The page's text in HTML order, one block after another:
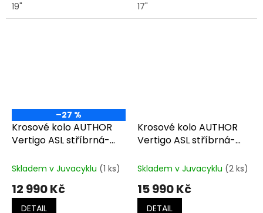
19" 17"
–27 %
Krosové kolo AUTHOR
Vertigo ASL stříbrná-
Skladem v Juvacyklu (1 ks)
12 990 Kč
DETAIL
Krosové kolo AUTHOR
Vertigo ASL stříbrná-
Skladem v Juvacyklu (2 ks)
15 990 Kč
DETAIL